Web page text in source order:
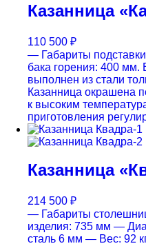
Казанница
110 500 ₽
— Габариты
бака горения: 400 мм.
выполнен из стали
Казанница окрашена
к высоким
приготовления
Казанница
214 500 ₽
— Габариты
изделия: 735 мм —
сталь 6 мм — Вес: 92